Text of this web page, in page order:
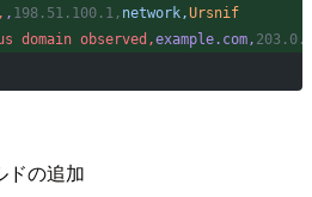
, 198.51.100.1, network,Ursnif
domain observed,example.com,
ドの追加